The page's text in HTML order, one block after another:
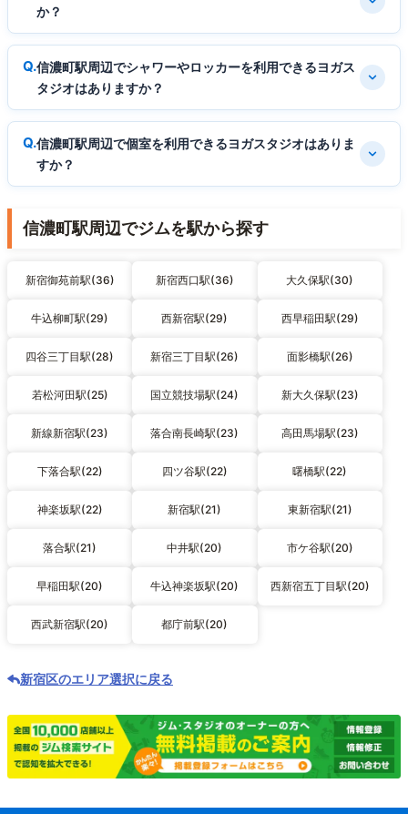
か？
信濃町駅周辺でシャワーやロッカーを利用できるヨガス
タジオはありますか？
信濃町駅周辺で個室を利用できるヨガスタジオはありま
すか？
信濃町駅周辺でジムを駅から探す
新宿御苑前駅(36) 新宿西口駅(36) 大久保駅(30)
牛込柳町駅(29) 西新宿駅(29) 西早稲田駅(29)
四谷三丁目駅(28) 新宿三丁目駅(26) 面影橋駅(26)
若松河田駅(25) 国立競技場駅(24) 新大久保駅(23)
新線新宿駅(23) 落合南長崎駅(23) 高田馬場駅(23)
下落合駅(22) 四ツ谷駅(22) 曙橋駅(22)
神楽坂駅(22) 新宿駅(21) 東新宿駅(21)
落合駅(21) 中井駅(20) 市ケ谷駅(20)
早稲田駅(20) 牛込神楽坂駅(20) 西新宿五丁目駅(20)
西武新宿駅(20) 都庁前駅(20)
新宿区のエリア選択に戻る